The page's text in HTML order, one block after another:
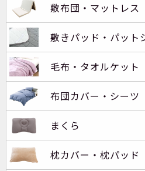
敷布団・マットレス
敷きパッド・パット
毛布・タオルケット
布団カバー・シーツ
まくら
枕カバー・枕パッド